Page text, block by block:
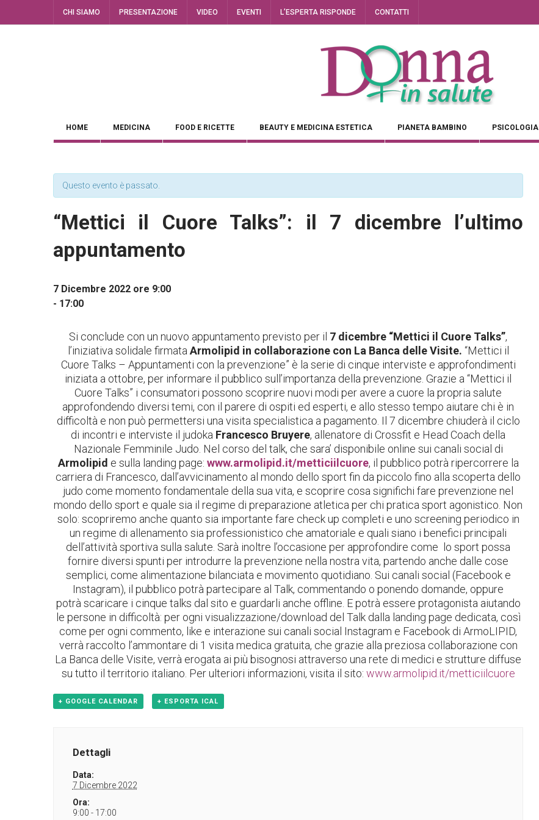
CHI SIAMO PRESENTAZIONE VIDEO EVENTI L’ESPERTA RISPONDE CONTATTI
HOME MEDICINA FOOD E RICETTE BEAUTY E MEDICINA ESTETICA PIANETA BAMBINO PSICOLOGIA
Questo evento è passato.
“Mettici il Cuore Talks”: il 7 dicembre l’ultimo
appuntamento
7 Dicembre 2022 ore 9:00
- 17:00
Si conclude con un nuovo appuntamento previsto per il 7 dicembre “Mettici il Cuore Talks”,
l’iniziativa solidale firmata Armolipid in collaborazione con La Banca delle Visite. “Mettici il
Cuore Talks – Appuntamenti con la prevenzione” è la serie di cinque interviste e approfondimenti
iniziata a ottobre, per informare il pubblico sull’importanza della prevenzione. Grazie a “Mettici il
Cuore Talks” i consumatori possono scoprire nuovi modi per avere a cuore la propria salute
approfondendo diversi temi, con il parere di ospiti ed esperti, e allo stesso tempo aiutare chi è in
difficoltà e non può permettersi una visita specialistica a pagamento. Il 7 dicembre chiuderà il ciclo
di incontri e interviste il judoka Francesco Bruyere, allenatore di Crossfit e Head Coach della
Nazionale Femminile Judo. Nel corso del talk, che sara’ disponibile online sui canali social di
Armolipid e sulla landing page: www.armolipid.it/metticiilcuore, il pubblico potrà ripercorrere la
carriera di Francesco, dall’avvicinamento al mondo dello sport fin da piccolo fino alla scoperta dello
judo come momento fondamentale della sua vita, e scoprire cosa significhi fare prevenzione nel
mondo dello sport e quale sia il regime di preparazione atletica per chi pratica sport agonistico. Non
solo: scopriremo anche quanto sia importante fare check up completi e uno screening periodico in
un regime di allenamento sia professionistico che amatoriale e quali siano i benefici principali
dell’attività sportiva sulla salute. Sarà inoltre l’occasione per approfondire come lo sport possa
fornire diversi spunti per introdurre la prevenzione nella nostra vita, partendo anche dalle cose
semplici, come alimentazione bilanciata e movimento quotidiano. Sui canali social (Facebook e
Instagram), il pubblico potrà partecipare al Talk, commentando o ponendo domande, oppure
potrà scaricare i cinque talks dal sito e guardarli anche offline. E potrà essere protagonista aiutando
le persone in difficoltà: per ogni visualizzazione/download del Talk dalla landing page dedicata, così
come per ogni commento, like e interazione sui canali social Instagram e Facebook di ArmoLIPID,
verrà raccolto l’ammontare di 1 visita medica gratuita, che grazie alla preziosa collaborazione con
La Banca delle Visite, verrà erogata ai più bisognosi attraverso una rete di medici e strutture diffuse
su tutto il territorio italiano. Per ulteriori informazioni, visita il sito: www.armolipid.it/metticiilcuore
+ GOOGLE CALENDAR + ESPORTA ICAL
Dettagli
Data:
7 Dicembre 2022
Ora:
9:00 - 17:00